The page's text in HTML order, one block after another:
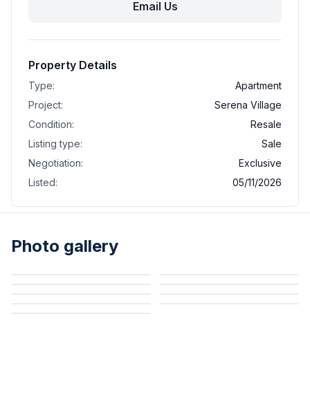
Email Us
Property Details
Type:
Apartment
Project:
Serena Village
Condition:
Resale
Listing type:
Sale
Negotiation:
Exclusive
Listed:
05/11/2026
Photo gallery